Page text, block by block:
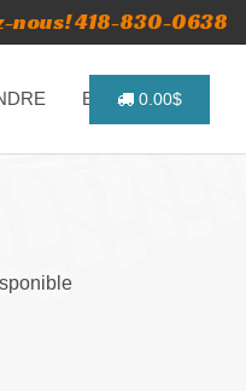
nous! 418-830-0638
ENGLISH
0.00$